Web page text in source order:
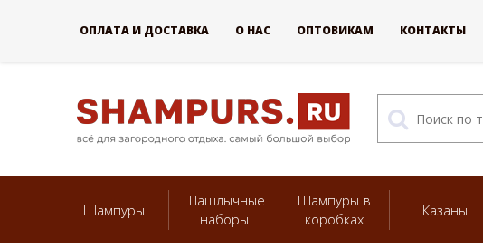
Шампуры
Шашлычные
наборы
Шампуры в
коробках
Казаны
ОПЛАТА И ДОСТАВКА О НАС ОПТОВИКАМ КОНТАКТЫ